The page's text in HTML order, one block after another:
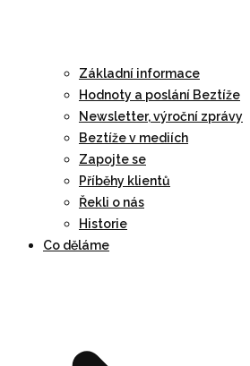
Základní informace
Hodnoty a poslání Beztíže
Newsletter, výroční zprávy
Beztíže v mediích
Zapojte se
Příběhy klientů
Řekli o nás
Historie
Co děláme